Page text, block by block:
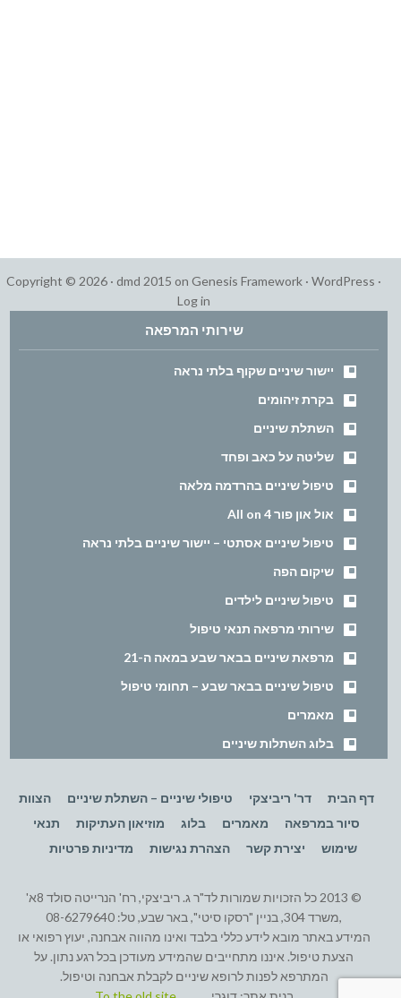
Copyright © 2026 · dmd 2015 on Genesis Framework · WordPress ·
Log in
שירותי המרפאה
יישור שיניים שקוף בלתי נראה
בקרת זיהומים
השתלת שיניים
שליטה על כאב ופחד
טיפול שיניים בהרדמה מלאה
אול און פור All on 4
טיפול שיניים אסתטי – יישור שיניים בלתי נראה
שיקום הפה
טיפול שיניים לילדים
שירותי מרפאה תנאי טיפול
מרפאת שיניים בבאר שבע במאה ה-21
טיפול שיניים בבאר שבע – תחומי טיפול
מאמרים
בלוג השתלות שיניים
דף הבית דר' ריביצקי טיפולי שיניים – השתלת שיניים
הצוות
סיור במרפאה
מאמרים בלוג מוזיאון העתיקות
תנאי
שימוש
יצירת קשר הצהרת נגישות מדיניות פרטיות
© 2013 כל הזכויות שמורות לד"ר ג. ריביצקי, רח' הנרייטה סולד 8א'
,משרד 304, בניין "רסקו סיטי", באר שבע, טל: 08-6279640
המידע באתר מובא לידע כללי בלבד ואינו מהווה אבחנה, יעוץ רפואי או
הצעת טיפול. איננו מתחייבים שהמידע מעודכן בכל רגע נתון. על
המתרפא לפנות לרופא שיניים לקבלת אבחנה וטיפול.